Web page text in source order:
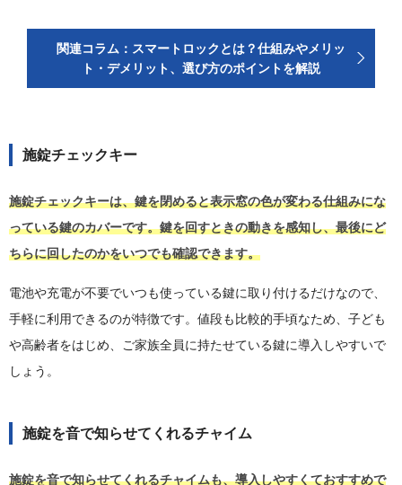
関連コラム：スマートロックとは？仕組みやメリッ
ト・デメリット、選び方のポイントを解説
施錠チェックキー
施錠チェックキーは、鍵を閉めると表示窓の色が変わる仕組みにな
っている鍵のカバーです。鍵を回すときの動きを感知し、最後にど
ちらに回したのかをいつでも確認できます。
電池や充電が不要でいつも使っている鍵に取り付けるだけなので、
手軽に利用できるのが特徴です。値段も比較的手頃なため、子ども
や高齢者をはじめ、ご家族全員に持たせている鍵に導入しやすいで
しょう。
施錠を音で知らせてくれるチャイム
施錠を音で知らせてくれるチャイムも、導入しやすくておすすめで